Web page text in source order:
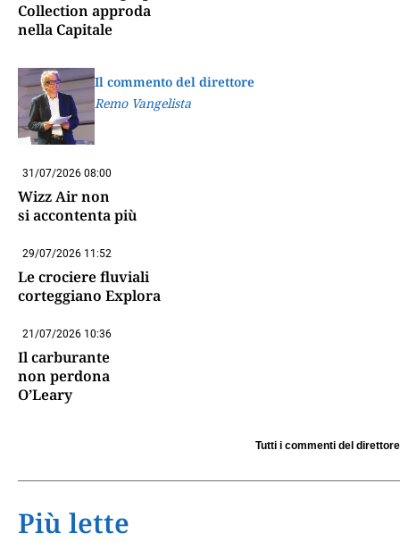
Collection approda
nella Capitale
Il commento del direttore
Remo Vangelista
31/07/2026 08:00
Wizz Air non
si accontenta più
29/07/2026 11:52
Le crociere fluviali
corteggiano Explora
21/07/2026 10:36
Il carburante
non perdona
O’Leary
Tutti i commenti del direttore
Più lette